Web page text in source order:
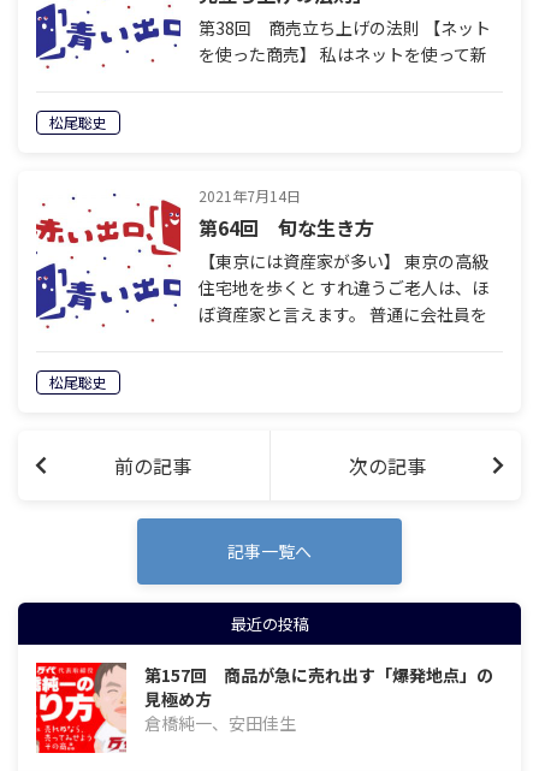
第38回 商売立ち上げの法則 【ネット
を使った商売】 私はネットを使って新
松尾聡史
2021年7月14日
第64回 旬な生き方
【東京には資産家が多い】 東京の高級
住宅地を歩くと すれ違うご老人は、ほ
ぼ資産家と言えます。 普通に会社員を
松尾聡史
前の記事 次の記事
記事一覧へ
最近の投稿
第157回 商品が急に売れ出す「爆発地点」の
見極め方
倉橋純一、安田佳生